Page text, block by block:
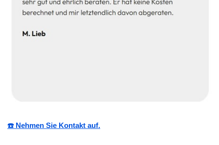
☎️ Nehmen Sie Kontakt auf.